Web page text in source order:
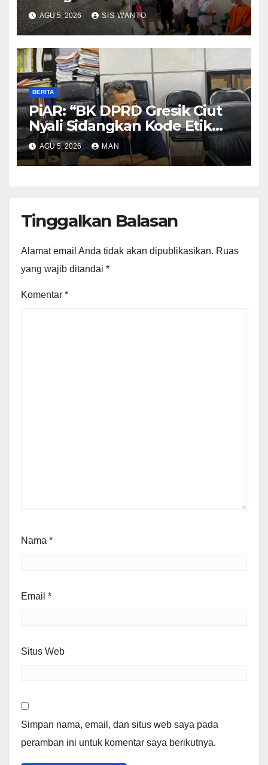
Bali
AGU 5, 2026 SIS WANTO
BERITA
PiAR: “BK DPRD Gresik Ciut
Nyali Sidangkan Kode Etik
Ketua DPRD”
AGU 5, 2026 MAN
Tinggalkan Balasan
Alamat email Anda tidak akan dipublikasikan. Ruas
yang wajib ditandai *
Komentar *
Nama *
Email *
Situs Web
Simpan nama, email, dan situs web saya pada
peramban ini untuk komentar saya berikutnya.